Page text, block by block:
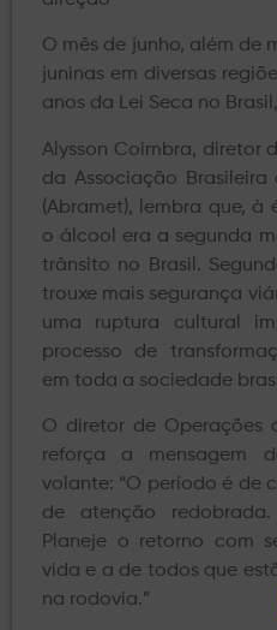
O mês de junho, além de
juninas em diversas
anos da Lei Seca no
Alysson Coimbra, diretor
da Associação
(Abramet), lembra que,
o álcool era a segunda
trânsito no Brasil.
trouxe mais segurança
uma ruptura cultural
processo de
em toda a sociedade
O diretor de Operações
reforça a mensagem
volante: “O período é de
de atenção
Planeje o retorno com
vida e a de todos que
na rodovia.”